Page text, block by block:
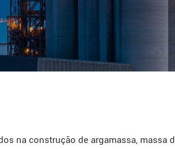
na construção de argamassa, massa